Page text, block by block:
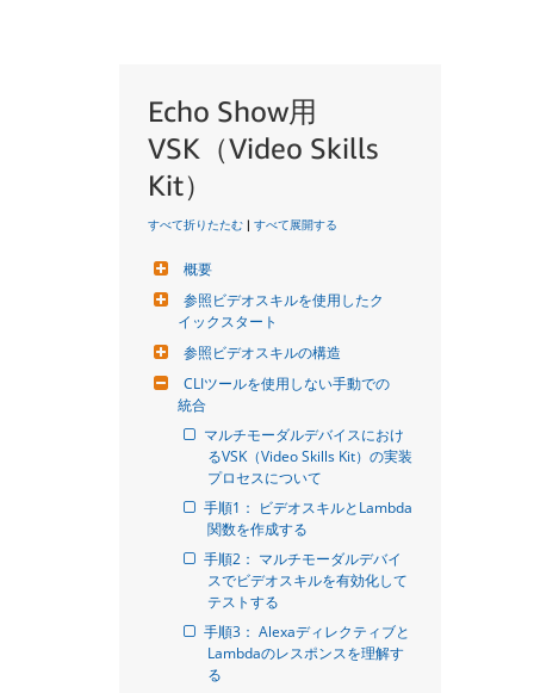
Echo Show用
VSK（Video Skills
Kit）
すべて折りたたむ | すべて展開する
概要
参照ビデオスキルを使用したク
イックスタート
参照ビデオスキルの構造
CLIツールを使用しない手動での
統合
マルチモーダルデバイスにおけ
るVSK（Video Skills Kit）の実装
プロセスについて
手順1： ビデオスキルとLambda
関数を作成する
手順2： マルチモーダルデバイ
スでビデオスキルを有効化して
テストする
手順3： Alexaディレクティブと
Lambdaのレスポンスを理解す
る